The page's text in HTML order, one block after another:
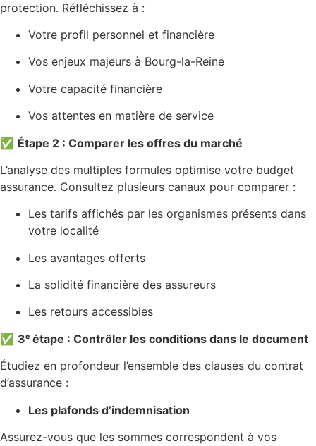
protection. Réfléchissez à :
Votre profil personnel et financière
Vos enjeux majeurs à Bourg-la-Reine
Votre capacité financière
Vos attentes en matière de service
✅ Étape 2 : Comparer les offres du marché
L’analyse des multiples formules optimise votre budget
assurance. Consultez plusieurs canaux pour comparer :
Les tarifs affichés par les organismes présents dans
votre localité
Les avantages offerts
La solidité financière des assureurs
Les retours accessibles
✅ 3ᵉ étape : Contrôler les conditions dans le document
Étudiez en profondeur l’ensemble des clauses du contrat
d’assurance :
Les plafonds d’indemnisation
Assurez-vous que les sommes correspondent à vos